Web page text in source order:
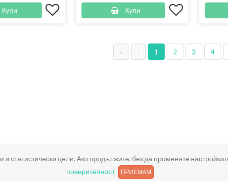
Купи Купи
« ‹ 1 2 3 4
статистически цели. Ако продължите, без да променяте
поверителност
ПРИЕМАМ